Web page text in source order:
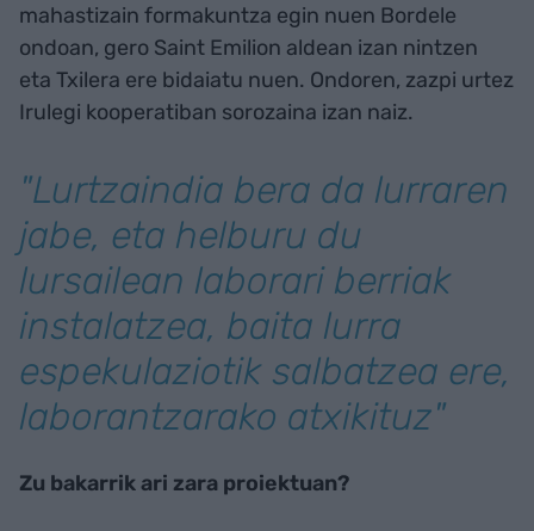
mahastizain formakuntza egin nuen Bordele
ondoan, gero Saint Emilion aldean izan nintzen
eta Txilera ere bidaiatu nuen. Ondoren, zazpi urtez
Irulegi kooperatiban sorozaina izan naiz.
"Lurtzaindia bera da lurraren
jabe, eta helburu du
lursailean laborari berriak
instalatzea, baita lurra
espekulaziotik salbatzea ere,
laborantzarako atxikituz"
Zu bakarrik ari zara proiektuan?